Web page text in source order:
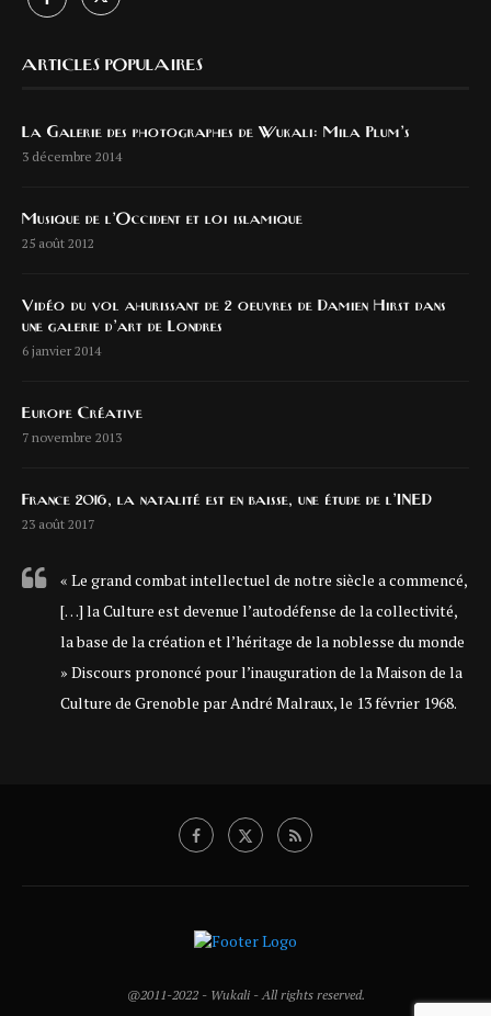
ARTICLES POPULAIRES
La Galerie des photographes de Wukali: Mila Plum’s
3 décembre 2014
Musique de l’Occident et loi islamique
25 août 2012
Vidéo du vol ahurissant de 2 oeuvres de Damien Hirst dans
une galerie d’art de Londres
6 janvier 2014
Europe Créative
7 novembre 2013
France 2016, la natalité est en baisse, une étude de l’INED
23 août 2017
« Le grand combat intellectuel de notre siècle a commencé,
[…] la Culture est devenue l’autodéfense de la collectivité,
la base de la création et l’héritage de la noblesse du monde
» Discours prononcé pour l’inauguration de la Maison de la
Culture de Grenoble par André Malraux, le 13 février 1968.
@2011-2022 - Wukali - All rights reserved.